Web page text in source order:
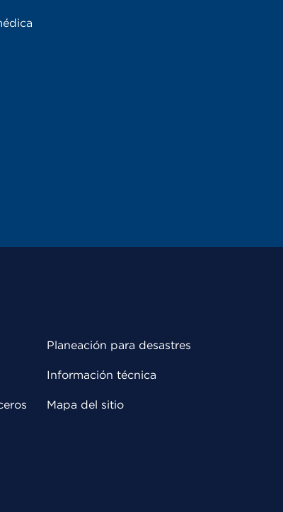
Planeación para desastres
Información técnica
Mapa del sitio